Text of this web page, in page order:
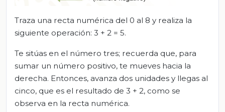
Traza una recta numérica del 0 al 8 y realiza la
siguiente operación: 3 + 2 = 5.
Te sitúas en el número tres; recuerda que, para
sumar un número positivo, te mueves hacia la
derecha. Entonces, avanza dos unidades y llegas al
cinco, que es el resultado de 3 + 2, como se
observa en la recta numérica.